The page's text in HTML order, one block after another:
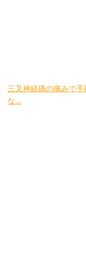
三叉神経痛の痛みで
な...